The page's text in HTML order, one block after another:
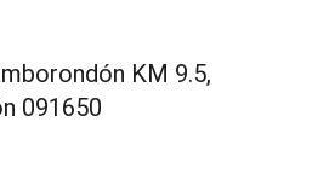
KM 9.5,
091650